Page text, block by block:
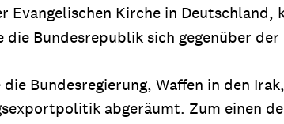
Evangelischen Kirche in Deutschland,
die Bundesrepublik sich gegenüber
Bundesregierung, Waffen in den
abgeräumt. Zum einen